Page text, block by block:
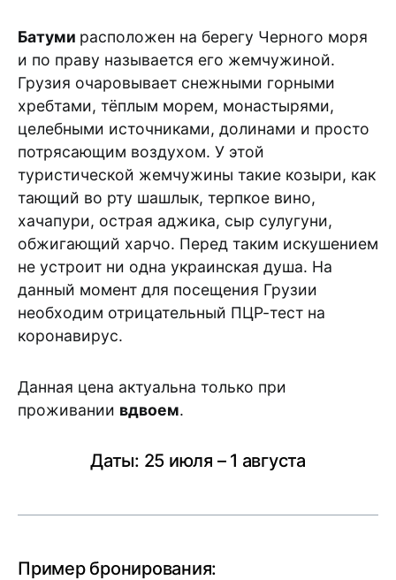
Батуми расположен на берегу Черного моря
и по праву называется его жемчужиной.
Грузия очаровывает снежными горными
хребтами, тёплым морем, монастырями,
целебными источниками, долинами и просто
потрясающим воздухом. У этой
туристической жемчужины такие козыри, как
тающий во рту шашлык, терпкое вино,
хачапури, острая аджика, сыр сулугуни,
обжигающий харчо. Перед таким искушением
не устроит ни одна украинская душа. На
данный момент для посещения Грузии
необходим отрицательный ПЦР-тест на
коронавирус.
Данная цена актуальна только при
проживании вдвоем.
Даты: 25 июля – 1 августа
Пример бронирования: